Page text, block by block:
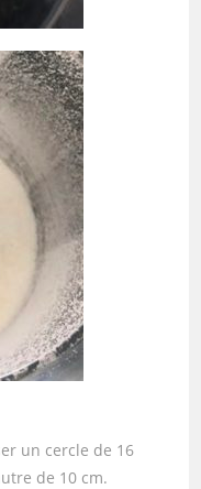
un cercle de 16
de 10 cm.